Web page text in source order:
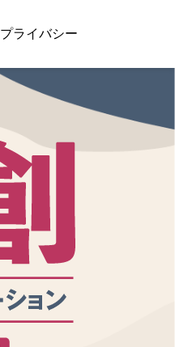
プライバシー